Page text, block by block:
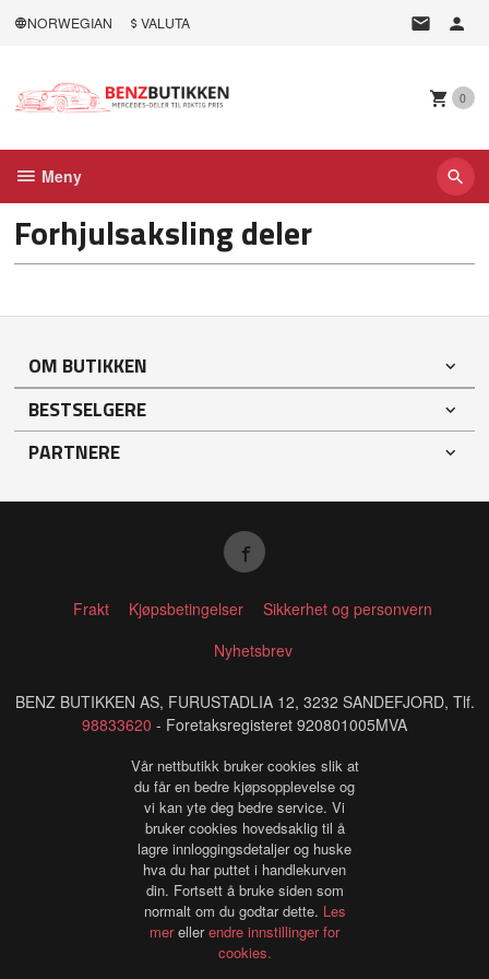
NORWEGIAN VALUTA
0
Meny
Forhjulsaksling deler
OM BUTIKKEN
BESTSELGERE
PARTNERE
Frakt Kjøpsbetingelser
Sikkerhet og personvern
Nyhetsbrev
BENZ BUTIKKEN AS, FURUSTADLIA 12, 3232 SANDEFJORD, Tlf.
98833620 - Foretaksregisteret 920801005MVA
Vår nettbutikk bruker cookies slik at
du får en bedre kjøpsopplevelse og
vi kan yte deg bedre service. Vi
bruker cookies hovedsaklig til å
lagre innloggingsdetaljer og huske
hva du har puttet i handlekurven
din. Fortsett å bruke siden som
normalt om du godtar dette. Les
merellerendre innstillinger for
cookies.